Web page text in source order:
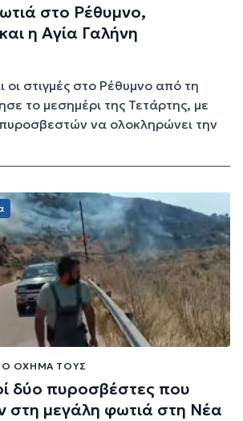
στο Ρέθυμνο,
η Αγία Γαλήνη
οι στιγμές στο Ρέθυμνο από τη
το μεσημέρι της Τετάρτης, με
να ολοκληρώνει την
ΌΧΗΜΆ ΤΟΥΣ
δύο πυροσβέστες που
στη μεγάλη φωτιά στη Νέα